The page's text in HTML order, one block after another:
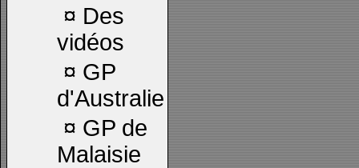
¤ Des
vidéos
¤ GP
d'Australie
¤ GP de
Malaisie